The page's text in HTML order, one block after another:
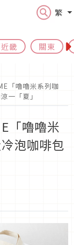
繁
畿 關東
「嚕嚕米系列咖
一「夏」
「嚕嚕米
泡咖啡包